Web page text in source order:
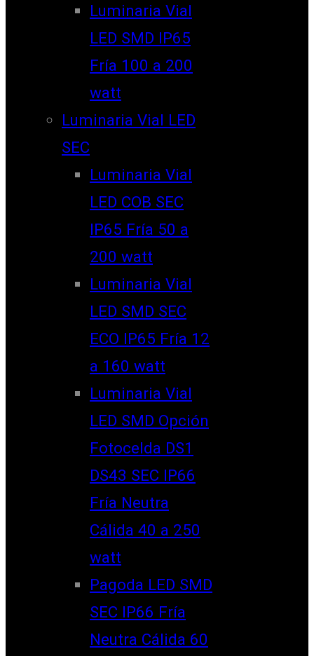
Luminaria Vial
LED SMD IP65
Fría 100 a 200
watt
Luminaria Vial LED
SEC
Luminaria Vial
LED COB SEC
IP65 Fría 50 a
200 watt
Luminaria Vial
LED SMD SEC
ECO IP65 Fría 12
a 160 watt
Luminaria Vial
LED SMD Opción
Fotocelda DS1
DS43 SEC IP66
Fría Neutra
Cálida 40 a 250
watt
Pagoda LED SMD
SEC IP66 Fría
Neutra Cálida 60